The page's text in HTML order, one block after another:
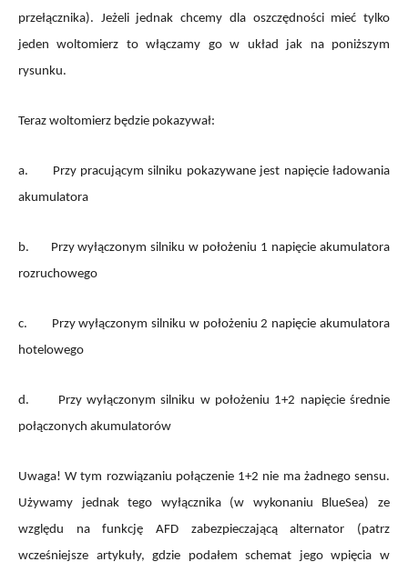
przełącznika). Jeżeli jednak chcemy dla oszczędności mieć tylko
jeden woltomierz to włączamy go w układ jak na poniższym
rysunku.
Teraz woltomierz będzie pokazywał:
a.
Przy pracującym silniku pokazywane jest napięcie ładowania
akumulatora
b.
Przy wyłączonym silniku w położeniu 1 napięcie akumulatora
rozruchowego
c.
Przy wyłączonym silniku w położeniu 2 napięcie akumulatora
hotelowego
d.
Przy wyłączonym silniku w położeniu 1+2 napięcie średnie
połączonych akumulatorów
Uwaga! W tym rozwiązaniu połączenie 1+2 nie ma żadnego sensu.
Używamy jednak tego wyłącznika (w wykonaniu BlueSea) ze
względu na funkcję AFD zabezpieczającą alternator (patrz
wcześniejsze artykuły, gdzie podałem schemat jego wpięcia w